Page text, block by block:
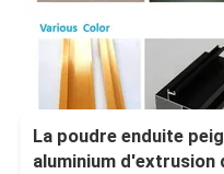
La poudre enduite
aluminium d'extrusion